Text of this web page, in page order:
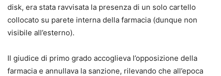
disk, era stata ravvisata la presenza di un solo cartello
collocato su parete interna della farmacia (dunque non
visibile all’esterno).
Il giudice di primo grado accoglieva l’opposizione della
farmacia e annullava la sanzione, rilevando che all’epoca